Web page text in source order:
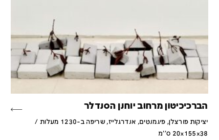
הברכיכיטון מרחוב יוחנן הסנדלר
יציקות פורצלן, פיגמנטים, אנדרגלייז, שריפה ב-1230 מעלות /
20x155x38 ס''מ